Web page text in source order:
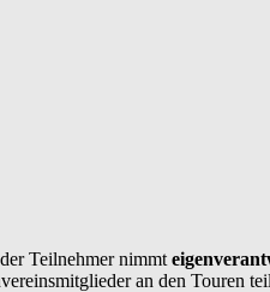
Teilnehmer nimmt
an den Touren